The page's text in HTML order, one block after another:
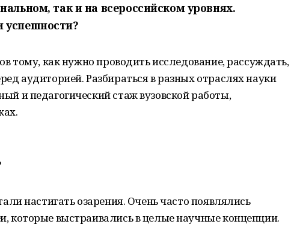
так и на всероссийском уровнях.
успешности?
тому, как нужно проводить исследование, рассуждать,
аудиторией. Разбираться в разных отраслях науки
и педагогический стаж вузовской работы,
настигать озарения. Очень часто появлялись
которые выстраивались в целые научные концепции.